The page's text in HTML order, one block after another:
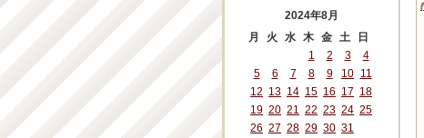
2024年8月
月
火 水 木 金 土
日
1
2 3
4
5
6 7 8 9 10 11
12 13 14 15 16 17 18
19 20 21 22 23 24 25
26 27 28 29 30 31